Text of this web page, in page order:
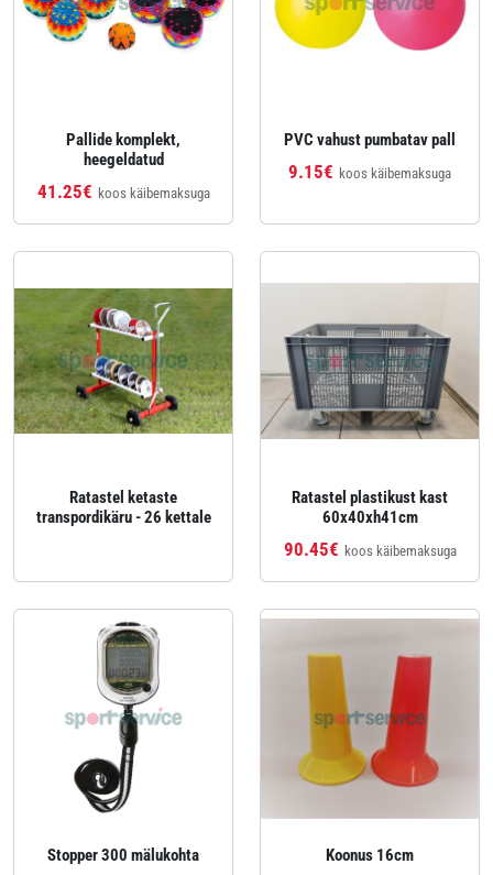
Pallide komplekt,
heegeldatud
41.25€ koos käibemaksuga
PVC vahust pumbatav pall
9.15€ koos käibemaksuga
Ratastel ketaste
transpordikäru - 26 kettale
Ratastel plastikust kast
60x40xh41cm
90.45€ koos käibemaksuga
Stopper 300 mälukohta Koonus 16cm